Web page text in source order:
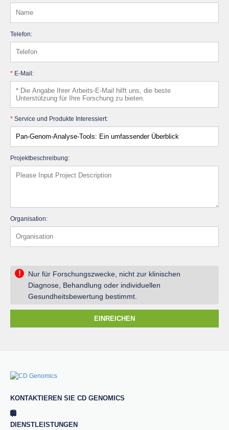
Telefon:
* E-Mail:
* Service und Produkte Interessiert:
Projektbeschreibung:
Organisation:
!
Nur für Forschungszwecke, nicht zur klinischen
Diagnose, Behandlung oder individuellen
Gesundheitsbewertung bestimmt.
EINREICHEN
KONTAKTIEREN SIE CD GENOMICS
DIENSTLEISTUNGEN